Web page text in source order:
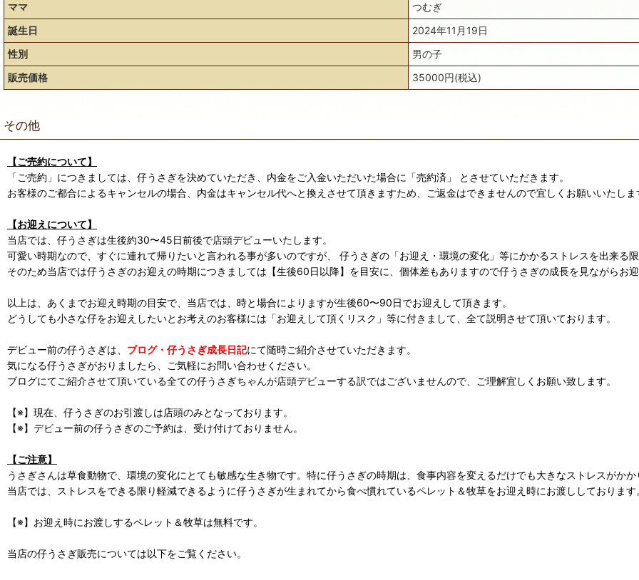
ママ
つむぎ
誕生日
2024年11月19日
性別
男の子
販売価格
35000円(税込)
その他
【ご売約について】
「ご売約」につきましては、仔うさぎを決めていただき、内金をご入金いただいた場合に「売約済」 とさせていただきます。
お客様のご都合によるキャンセルの場合、内金はキャンセル代へと換えさせて頂きますため、ご返金はできませんので宜しくお願いいたしま
【お迎えについて】
当店では、仔うさぎは生後約30〜45日前後で店頭デビューいたします。
可愛い時期なので、すぐに連れて帰りたいと言われる事が多いのですが、 仔うさぎの「お迎え・環境の変化」等にかかるストレスを出来る
そのため当店では仔うさぎのお迎えの時期につきましては【生後60日以降】を目安に、個体差もありますので仔うさぎの成長を見ながらお
以上は、あくまでお迎え時期の目安で、当店では、時と場合によりますが生後60〜90日でお迎えして頂きます。
どうしても小さな仔をお迎えしたいとお考えのお客様には「お迎えして頂くリスク」等に付きまして、全て説明させて頂いております。
デビュー前の仔うさぎは、 ブログ・仔うさぎ成長日記にて随時ご紹介させていただきます。
気になる仔うさぎがおりましたら、ご気軽にお問い合わせください。
ブログにてご紹介させて頂いている全ての仔うさぎちゃんが店頭デビューする訳ではございませんので、ご理解宜しくお願い致します。
【※】現在、仔うさぎのお引渡しは店頭のみとなっております。
【※】デビュー前の仔うさぎのご予約は、受け付けておりません。
【ご注意】
うさぎさんは草食動物で、環境の変化にとても敏感な生き物です。特に仔うさぎの時期は、食事内容を変えるだけでも大きなストレスがかか
当店では、ストレスをできる限り軽減できるように仔うさぎが生まれてから食べ慣れているペレット＆牧草をお迎え時にお渡ししております
【※】お迎え時にお渡しするペレット＆牧草は無料です。
当店の仔うさぎ販売については以下をご覧ください。